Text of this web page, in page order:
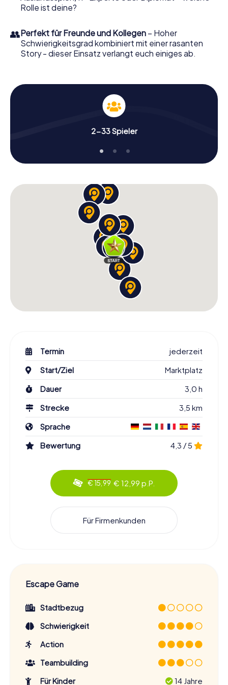
Rolle ist deine?
👥Perfekt für Freunde und Kollegen – Hoher
Schwierigkeitsgrad kombiniert mit einer rasanten
Story - dieser Einsatz verlangt euch einiges ab.
2-33 Spieler
Termin
jederzeit
Start/Ziel
Marktplatz
Dauer
3,0 h
Strecke
3,5 km
Sprache
Bewertung
4,3 / 5
€ 15,99 € 12,99 p.P.
Für Firmenkunden
Escape Game
Stadtbezug
Schwierigkeit
Action
Teambuilding
Für Kinder
14 Jahre